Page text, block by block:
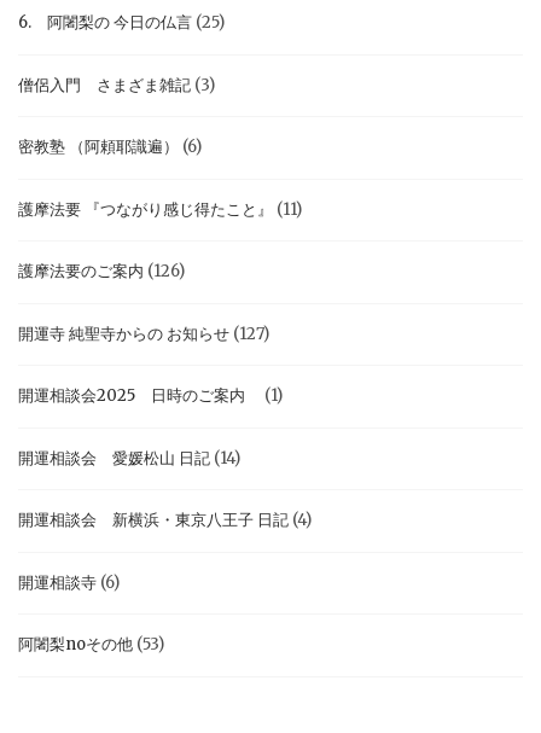
6. 阿闍梨の 今日の仏言 (25)
僧侶入門 さまざま雑記 (3)
密教塾 （阿頼耶識遍） (6)
護摩法要 『つながり感じ得たこと』 (11)
護摩法要のご案内 (126)
開運寺 純聖寺からの お知らせ (127)
開運相談会2025 日時のご案内 (1)
開運相談会 愛媛松山 日記 (14)
開運相談会 新横浜・東京八王子 日記 (4)
開運相談寺 (6)
阿闍梨noその他 (53)